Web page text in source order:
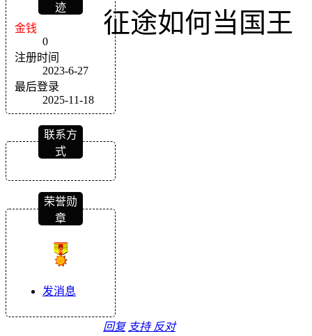
迹
金钱
0
注册时间
2023-6-27
最后登录
2025-11-18
联系方
式
荣誉勋
章
发消息
征途如何当国王
回复 支持 反对